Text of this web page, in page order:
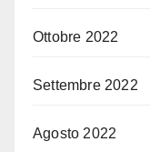
Ottobre 2022
Settembre 2022
Agosto 2022